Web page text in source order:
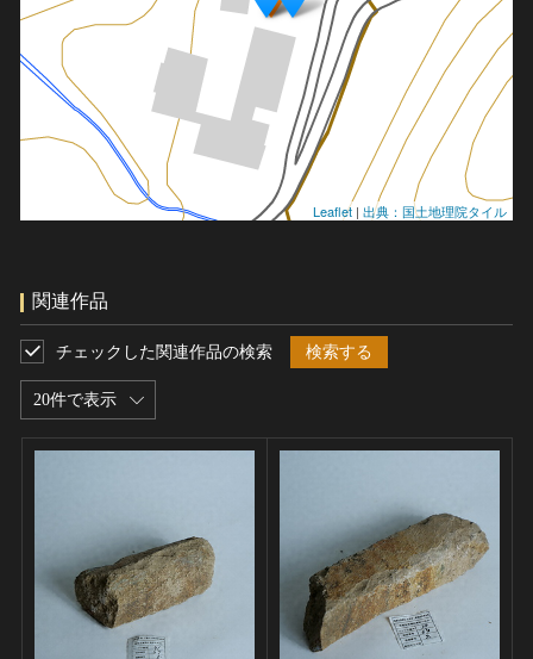
Leaflet | 出典：国土地理院タイル
関連作品
20件で表示
チェックした関連作品の検索 検索する